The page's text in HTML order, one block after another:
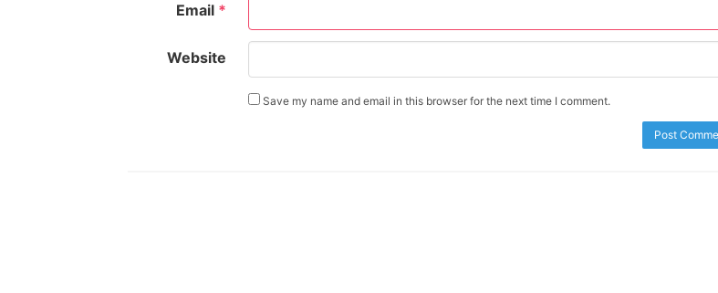
Email *
Website
Save my name and email in this browser for the next time I comment.